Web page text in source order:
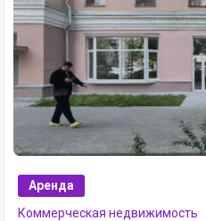
Аренда
Коммерческая недвижимость